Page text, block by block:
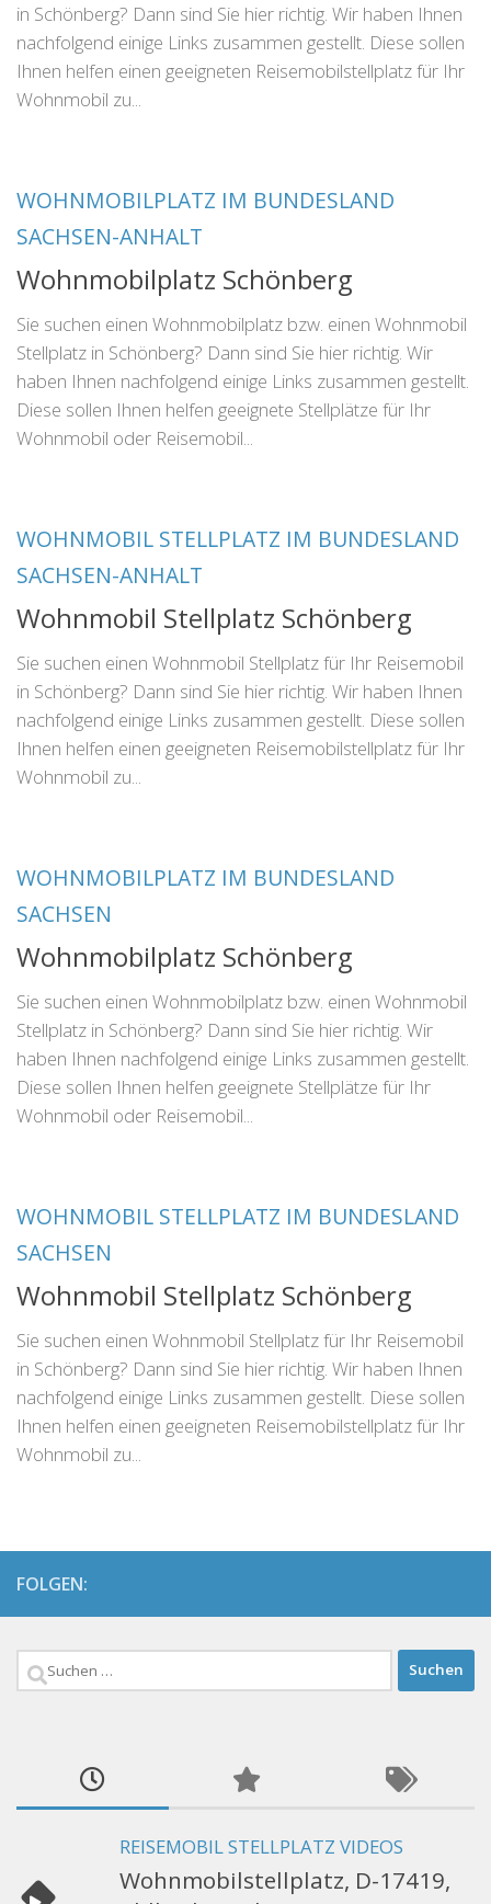
in Schönberg? Dann sind Sie hier richtig. Wir haben Ihnen
nachfolgend einige Links zusammen gestellt. Diese sollen
Ihnen helfen einen geeigneten Reisemobilstellplatz für Ihr
Wohnmobil zu...
WOHNMOBILPLATZ IM BUNDESLAND
SACHSEN-ANHALT
Wohnmobilplatz Schönberg
Sie suchen einen Wohnmobilplatz bzw. einen Wohnmobil
Stellplatz in Schönberg? Dann sind Sie hier richtig. Wir
haben Ihnen nachfolgend einige Links zusammen gestellt.
Diese sollen Ihnen helfen geeignete Stellplätze für Ihr
Wohnmobil oder Reisemobil...
WOHNMOBIL STELLPLATZ IM BUNDESLAND
SACHSEN-ANHALT
Wohnmobil Stellplatz Schönberg
Sie suchen einen Wohnmobil Stellplatz für Ihr Reisemobil
in Schönberg? Dann sind Sie hier richtig. Wir haben Ihnen
nachfolgend einige Links zusammen gestellt. Diese sollen
Ihnen helfen einen geeigneten Reisemobilstellplatz für Ihr
Wohnmobil zu...
WOHNMOBILPLATZ IM BUNDESLAND
SACHSEN
Wohnmobilplatz Schönberg
Sie suchen einen Wohnmobilplatz bzw. einen Wohnmobil
Stellplatz in Schönberg? Dann sind Sie hier richtig. Wir
haben Ihnen nachfolgend einige Links zusammen gestellt.
Diese sollen Ihnen helfen geeignete Stellplätze für Ihr
Wohnmobil oder Reisemobil...
WOHNMOBIL STELLPLATZ IM BUNDESLAND
SACHSEN
Wohnmobil Stellplatz Schönberg
Sie suchen einen Wohnmobil Stellplatz für Ihr Reisemobil
in Schönberg? Dann sind Sie hier richtig. Wir haben Ihnen
nachfolgend einige Links zusammen gestellt. Diese sollen
Ihnen helfen einen geeigneten Reisemobilstellplatz für Ihr
Wohnmobil zu...
FOLGEN:
Suchen
REISEMOBIL STELLPLATZ VIDEOS
Wohnmobilstellplatz, D-17419,